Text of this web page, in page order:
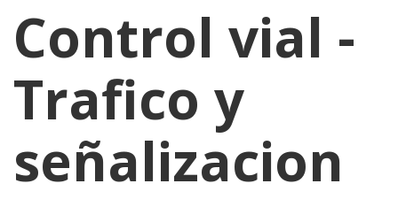
Control vial -
Trafico y
señalizacion